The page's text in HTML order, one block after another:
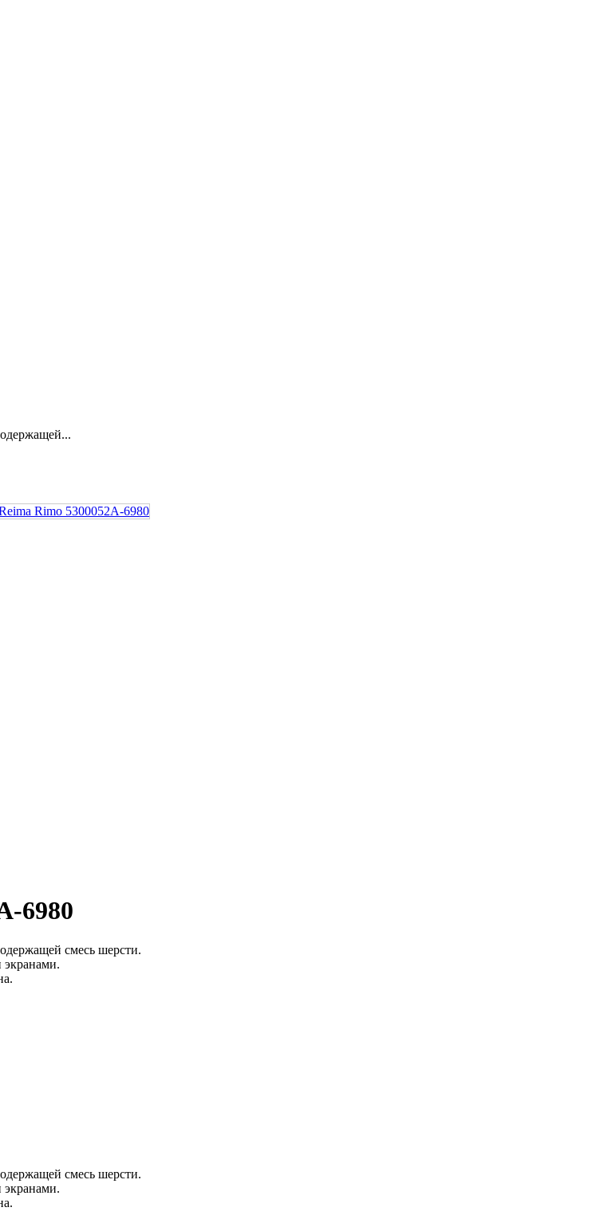
6980
смесь шерсти.
экранами.
смесь шерсти.
экранами.